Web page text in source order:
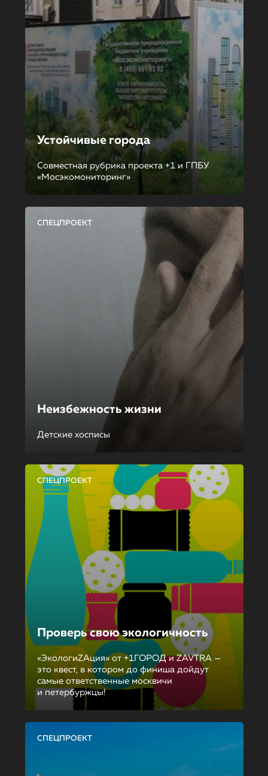
Устойчивые города
Совместная рубрика проекта +1 и ГПБУ
«Мосэкомониторинг»
СПЕЦПРОЕКТ
Неизбежность жизни
Детские хосписы
СПЕЦПРОЕКТ
Проверь свою экологичность
«ЭкологиZAция» от +1ГОРОД и ZAVTRA —
это квест, в котором до финиша дойдут
самые ответственные москвичи
и петербуржцы!
СПЕЦПРОЕКТ